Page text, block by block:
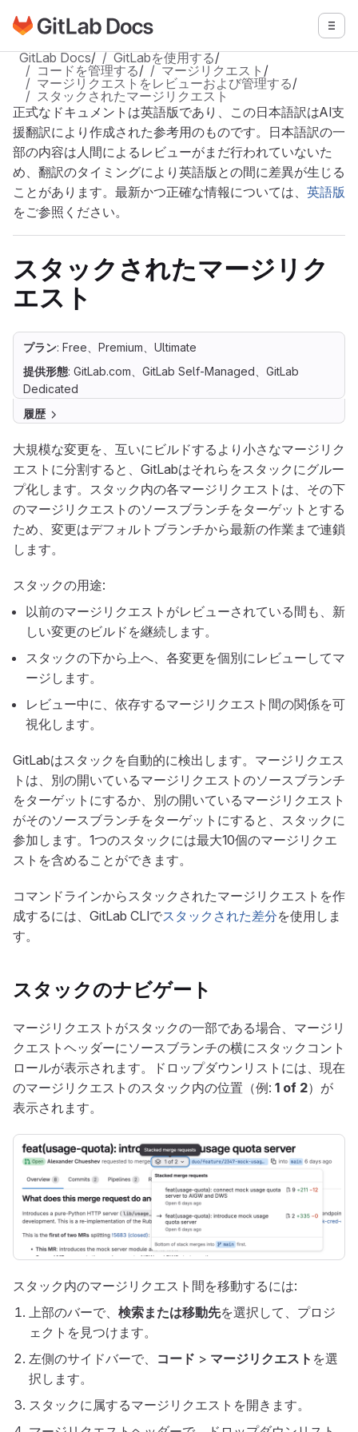
メインコンテンツにスキップ
GitLabドキュメントのホームページに移動 メニ
GitLab Docs/ GitLabを使用する/
コードを管理する/ マージリクエスト /
マージリクエストをレビューおよび管理する/
スタックされたマージリクエスト
正式なドキュメントは英語版であり、この日本語訳はAI支
援翻訳により作成された参考用のものです。日本語訳の一
部の内容は人間によるレビューがまだ行われていないた
め、翻訳のタイミングにより英語版との間に差異が生じる
ことがあります。最新かつ正確な情報については、 英語版
をご参照ください。
スタックされたマージリク
エスト
プラン: Free、Premium、Ultimate
提供形態: GitLab.com、GitLab Self-Managed、GitLab
Dedicated
履歴
大規模な変更を、互いにビルドするより小さなマージリク
エストに分割すると、GitLabはそれらをスタックにグルー
プ化します。スタック内の各マージリクエストは、その下
のマージリクエストのソースブランチをターゲットとする
ため、変更はデフォルトブランチから最新の作業まで連鎖
します。
スタックの用途:
以前のマージリクエストがレビューされている間も、新
しい変更のビルドを継続します。
スタックの下から上へ、各変更を個別にレビューしてマ
ージします。
レビュー中に、依存するマージリクエスト間の関係を可
視化します。
GitLabはスタックを自動的に検出します。マージリクエス
トは、別の開いているマージリクエストのソースブランチ
をターゲットにするか、別の開いているマージリクエスト
がそのソースブランチをターゲットにすると、スタックに
参加します。1つのスタックには最大10個のマージリクエ
ストを含めることができます。
コマンドラインからスタックされたマージリクエストを作
成するには、GitLab CLIでスタックされた差分を使用しま
す。
スタックのナビゲート
マージリクエストがスタックの一部である場合、マージリ
クエストヘッダーにソースブランチの横にスタックコント
ロールが表示されます。ドロップダウンリストには、現在
のマージリクエストのスタック内の位置（例: 1 of 2）が
表示されます。
スタック内のマージリクエスト間を移動するには:
上部のバーで、 検索または移動先を選択して、プロジ
ェクトを見つけます。
左側のサイドバーで、 コード > マージリクエスト を選
択します。
スタックに属するマージリクエストを開きます。